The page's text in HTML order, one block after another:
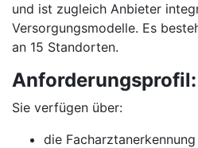
und ist zugleich Anbieter
Versorgungsmodelle. Es
an 15 Standorten.
Anforderungsprofil:
Sie verfügen über:
die